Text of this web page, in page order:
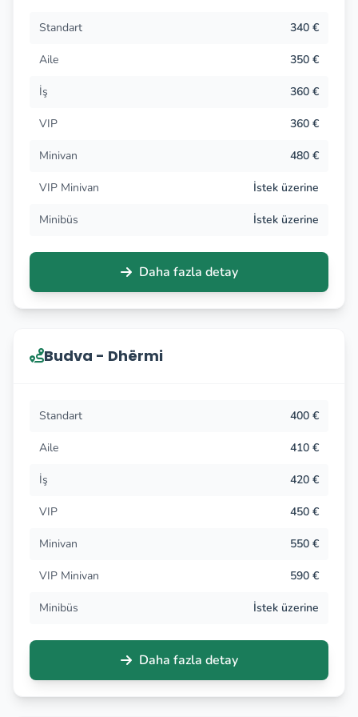
Standart 340 €
Aile 350 €
İş 360 €
VIP 360 €
Minivan 480 €
VIP Minivan İstek üzerine
Minibüs İstek üzerine
Daha fazla detay
Budva - Dhërmi
Standart 400 €
Aile 410 €
İş 420 €
VIP 450 €
Minivan 550 €
VIP Minivan 590 €
Minibüs İstek üzerine
Daha fazla detay